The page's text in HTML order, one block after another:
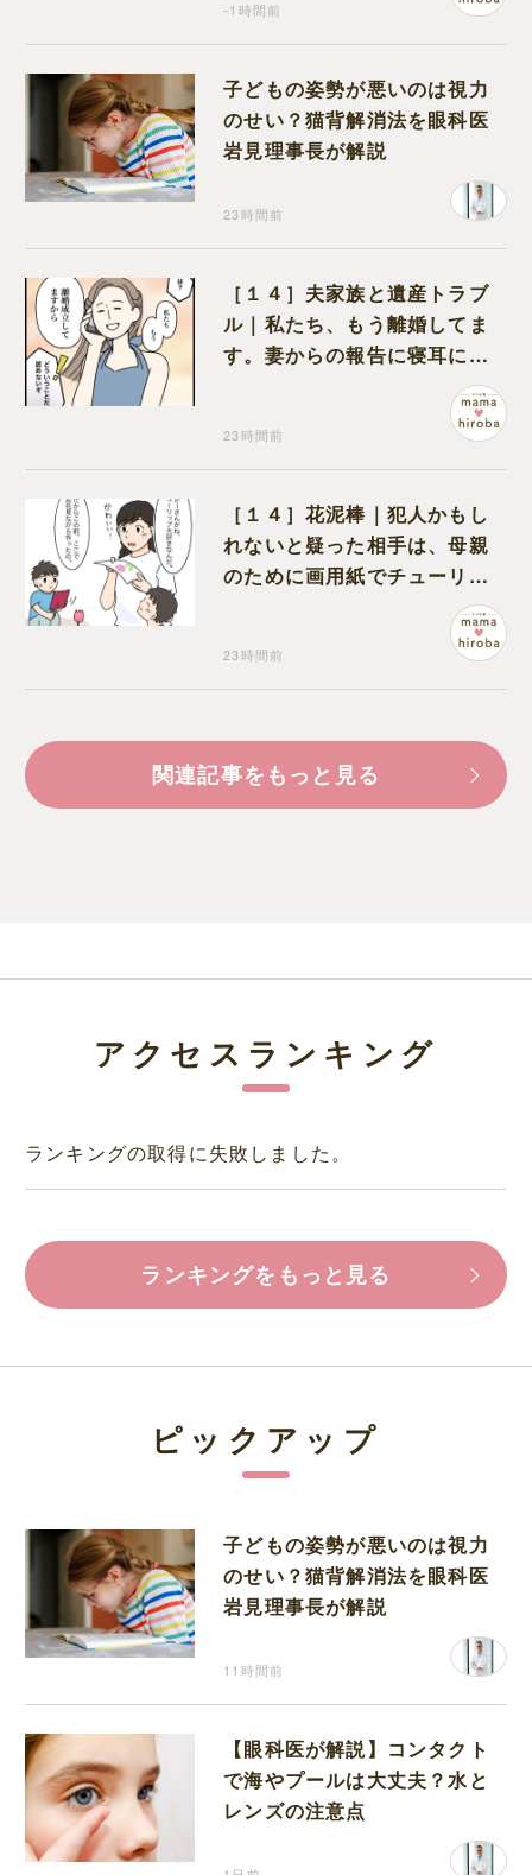
-1時間前
子どもの姿勢が悪いのは視力
のせい？猫背解消法を眼科医
岩見理事長が解説
23時間前
［１４］夫家族と遺産トラブ
ル｜私たち、もう離婚してま
す。妻からの報告に寝耳に水
23時間前
［１４］花泥棒｜犯人かもし
れないと疑った相手は、母親
のために画用紙でチューリッ
プを作っていただけだった
23時間前
関連記事をもっと見る
アクセスランキング
ランキングの取得に失敗しました。
ランキングをもっと見る
ピックアップ
子どもの姿勢が悪いのは視力
のせい？猫背解消法を眼科医
岩見理事長が解説
11時間前
【眼科医が解説】コンタクト
で海やプールは大丈夫？水と
レンズの注意点